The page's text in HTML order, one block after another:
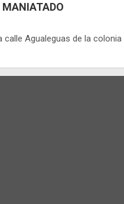
MANIATADO
Agualeguas de la colonia